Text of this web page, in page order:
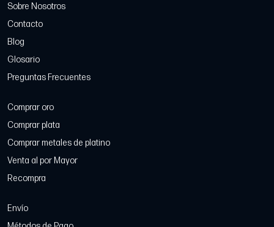
Sobre Nosotros
Contacto
Blog
Glosario
Preguntas Frecuentes
Comprar oro
Comprar plata
Comprar metales de platino
Venta al por Mayor
Recompra
Envío